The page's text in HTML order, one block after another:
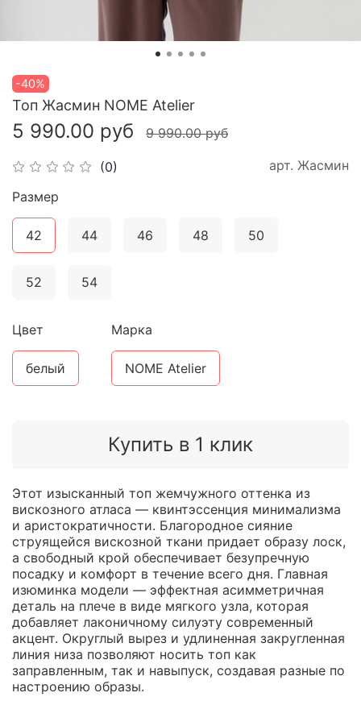
-40%
(0) арт. Жасмин
Топ Жасмин NOME Atelier
5 990.00 руб 9 990.00 руб
Купить в 1 клик
Размер
42 44 46 48 50
52 54
Цвет
белый
Марка
NOME Atelier
Этот изысканный топ жемчужного оттенка из
вискозного атласа — квинтэссенция минимализма
и аристократичности. Благородное сияние
струящейся вискозной ткани придает образу лоск,
а свободный крой обеспечивает безупречную
посадку и комфорт в течение всего дня. Главная
изюминка модели — эффектная асимметричная
деталь на плече в виде мягкого узла, которая
добавляет лаконичному силуэту современный
акцент. Округлый вырез и удлиненная закругленная
линия низа позволяют носить топ как
заправленным, так и навыпуск, создавая разные по
настроению образы.